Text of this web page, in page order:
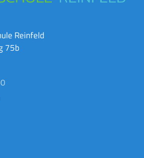
Reinfeld
75b